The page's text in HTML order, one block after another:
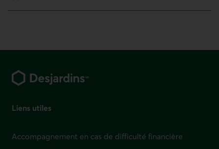
Liens utiles
Accompagnement en cas de difficulté financière